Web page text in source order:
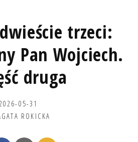
trzeci:
Pan Wojciech.
druga
2026-05-31
ROKICKA